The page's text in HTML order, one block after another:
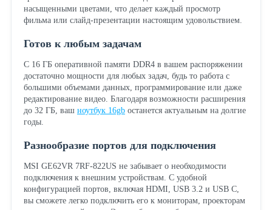
насыщенными цветами, что делает каждый просмотр
фильма или слайд-презентации настоящим удовольствием.
Готов к любым задачам
С 16 ГБ оперативной памяти DDR4 в вашем распоряжении
достаточно мощности для любых задач, будь то работа с
большими объемами данных, программирование или даже
редактирование видео. Благодаря возможности расширения
до 32 ГБ, ваш ноутбук 16gbостанется актуальным на долгие
годы.
Разнообразие портов для подключения
MSI GE62VR 7RF-822US не забывает о необходимости
подключения к внешним устройствам. С удобной
конфигурацией портов, включая HDMI, USB 3.2 и USB C,
вы сможете легко подключить его к мониторам, проекторам